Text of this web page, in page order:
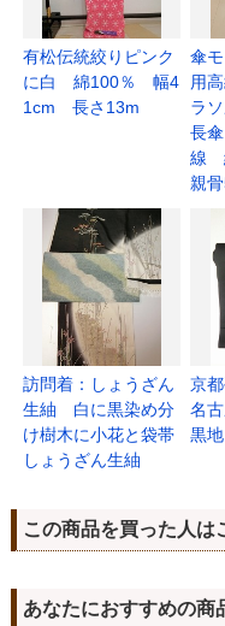
有松伝統絞りピンク
に白 綿100％ 幅4
1cm 長さ13m
傘
用
ラ
長
線
親
訪問着：しょうざん
生紬 白に黒染め分
け樹木に小花と袋帯
しょうざん生紬
京
名
黒地
この商品を買った人は
あなたにおすすめの商